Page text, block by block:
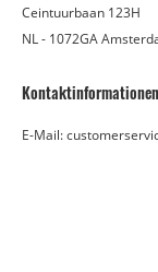
Ceintuurbaan 123H
NL - 1072GA
Kontaktinformationen
E-Mail: